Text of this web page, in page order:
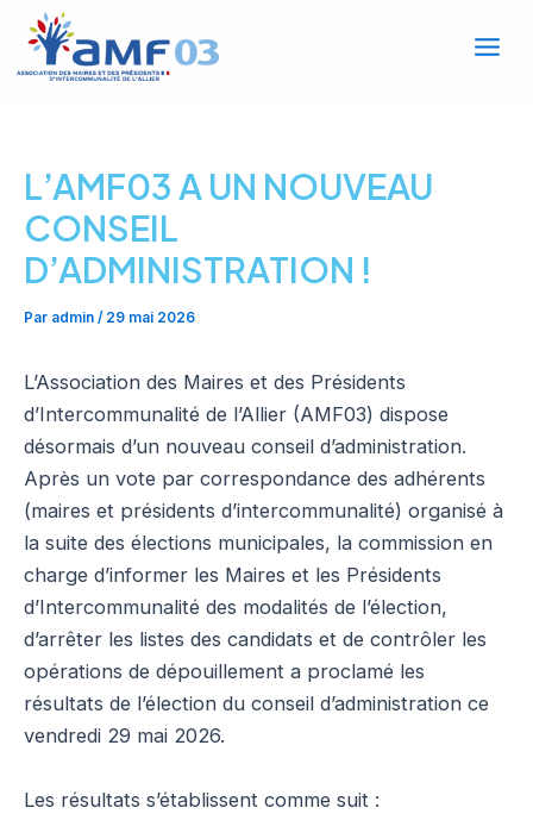
Aller
contenu
L’AMF03 A UN NOUVEAU
CONSEIL
D’ADMINISTRATION !
Par admin / 29 mai 2026
L’Association des Maires et des Présidents
d’Intercommunalité de l’Allier (AMF03) dispose
désormais d’un nouveau conseil d’administration.
Après un vote par correspondance des adhérents
(maires et présidents d’intercommunalité) organisé à
la suite des élections municipales, la commission en
charge d’informer les Maires et les Présidents
d’Intercommunalité des modalités de l’élection,
d’arrêter les listes des candidats et de contrôler les
opérations de dépouillement a proclamé les
résultats de l’élection du conseil d’administration ce
vendredi 29 mai 2026.
Les résultats s’établissent comme suit :